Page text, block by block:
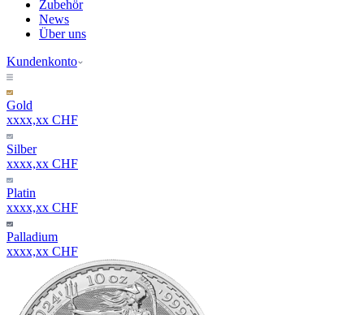
Zubehör
News
Über uns
Kundenkonto
Gold
xxxx,xx CHF
Silber
xxxx,xx CHF
Platin
xxxx,xx CHF
Palladium
xxxx,xx CHF